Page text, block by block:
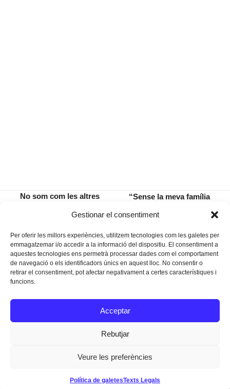
Gestionar el consentiment
Per oferir les millors experiències, utilitzem tecnologies com les galetes per
emmagatzemar i/o accedir a la informació del dispositiu. El consentiment a
aquestes tecnologies ens permetrà processar dades com el comportament
de navegació o els identificadors únics en aquest lloc. No consentir o
retirar el consentiment, pot afectar negativament a certes característiques i
funcions.
Acceptar
Rebutjar
Veure les preferències
Política de galetesTexts Legals
No som com les altres
next
“Sense la meva família
Instagram
Facebook
Twitter
Texts Legals